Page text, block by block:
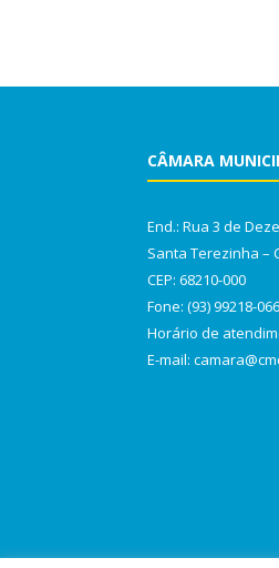
CÂMARA
End.: Rua 3 de
Santa Terezinha –
CEP: 68210-000
Fone: (93) 99218-
Horário de
E-mail: